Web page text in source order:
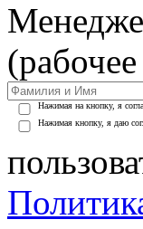
Нажимая на кнопку, я
Нажимая кнопку, я даю